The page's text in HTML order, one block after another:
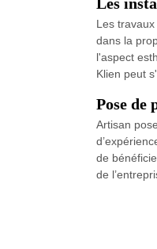
Les
Les
dans la
l'aspect
Klien peut
Pose de
Artisan
de
de